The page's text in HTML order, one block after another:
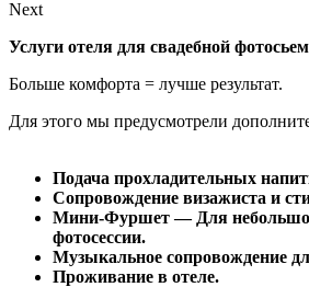
Next
Услуги отеля для свадебной
Больше комфорта = лучше результат.
Для этого мы предусмотрели
Подача прохладительных
Сопровождение визажиста и
Мини-Фуршет — Для
фотосессии.
Музыкальное сопровождение
Проживание в отеле.